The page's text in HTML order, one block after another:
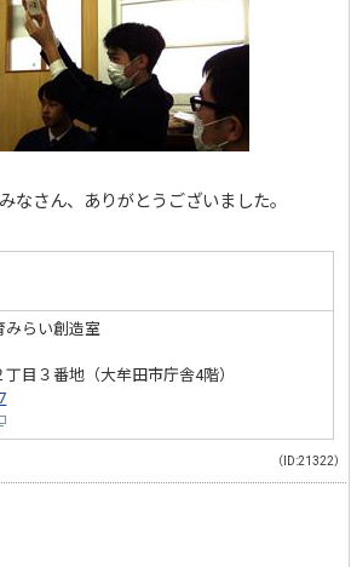
なさん、ありがとうございました。
らい創造室
目３番地（大牟田市庁舎4階）
（ID:21322）